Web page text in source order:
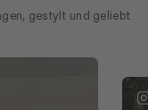
gestylt und geliebt